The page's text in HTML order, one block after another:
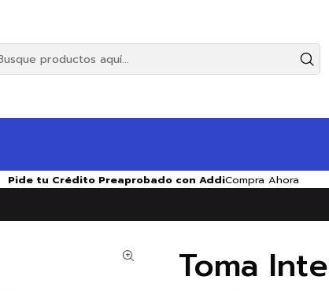
Pide tu Crédito Preaprobado con AddiCompra Ahora
Toma